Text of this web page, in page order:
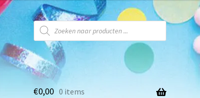
€0,00 0 items